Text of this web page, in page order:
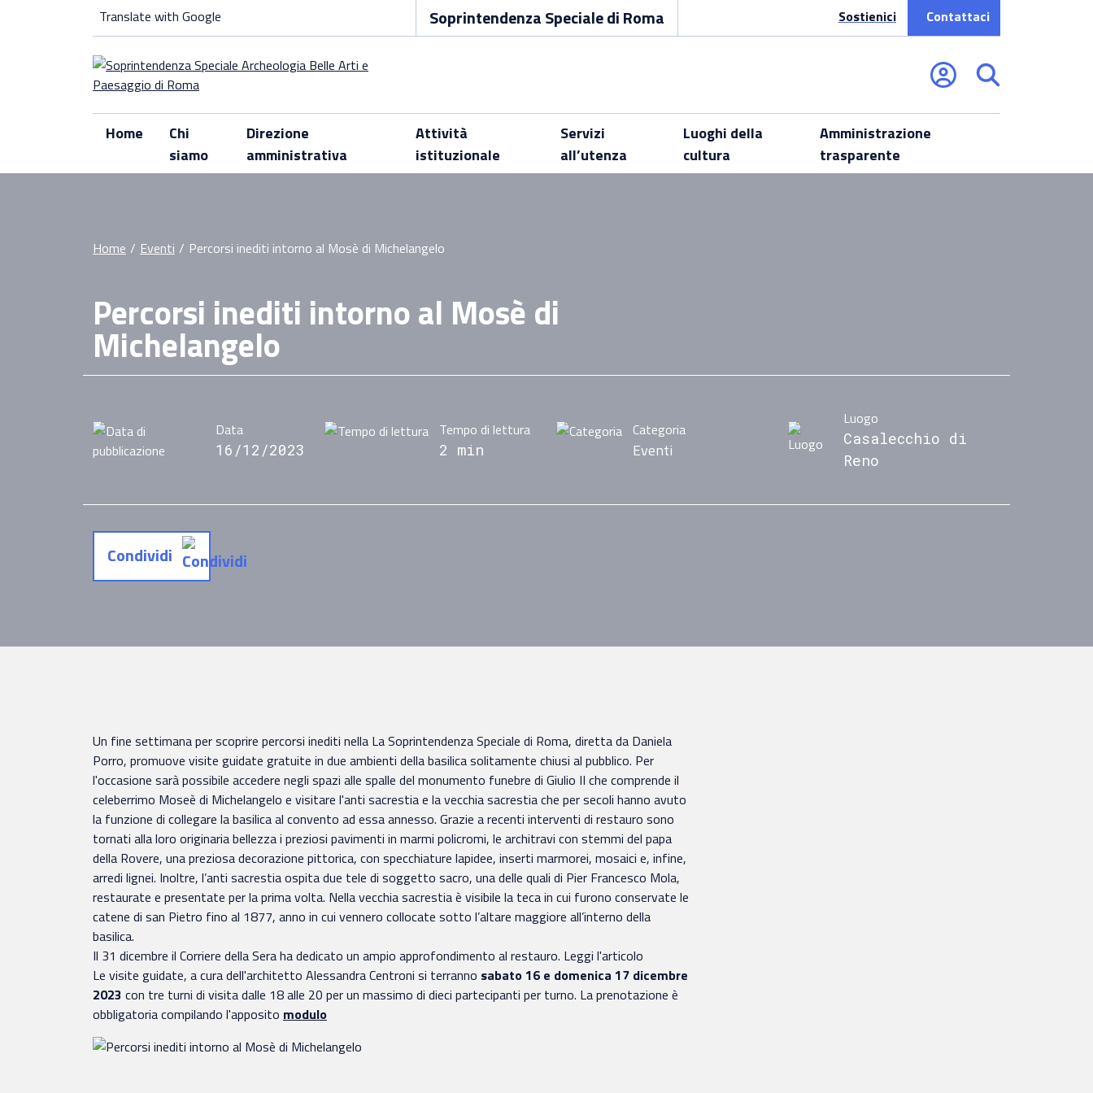
Translate with Google Soprintendenza Speciale di Roma Sostienici Contattaci
Home
Chi
siamo
Direzione
amministrativa
Attività
istituzionale
Servizi
all’utenza
Luoghi della
cultura
Amministrazione
trasparente
Home / Eventi / Percorsi inediti intorno al Mosè di Michelangelo
Percorsi inediti intorno al Mosè di
Michelangelo
Data
16/12/2023
Tempo di lettura
2 min
Categoria
Eventi
Luogo
Casalecchio di
Reno
Condividi
Un fine settimana per scoprire percorsi inediti nella La Soprintendenza Speciale di Roma, diretta da Daniela
Porro, promuove visite guidate gratuite in due ambienti della basilica solitamente chiusi al pubblico. Per
l'occasione sarà possibile accedere negli spazi alle spalle del monumento funebre di Giulio II che comprende il
celeberrimo Moseè di Michelangelo e visitare l'anti sacrestia e la vecchia sacrestia che per secoli hanno avuto
la funzione di collegare la basilica al convento ad essa annesso. Grazie a recenti interventi di restauro sono
tornati alla loro originaria bellezza i preziosi pavimenti in marmi policromi, le architravi con stemmi del papa
della Rovere, una preziosa decorazione pittorica, con specchiature lapidee, inserti marmorei, mosaici e, infine,
arredi lignei. Inoltre, l’anti sacrestia ospita due tele di soggetto sacro, una delle quali di Pier Francesco Mola,
restaurate e presentate per la prima volta. Nella vecchia sacrestia è visibile la teca in cui furono conservate le
catene di san Pietro fino al 1877, anno in cui vennero collocate sotto l’altare maggiore all’interno della
basilica.
Il 31 dicembre il Corriere della Sera ha dedicato un ampio approfondimento al restauro. Leggi l'articolo
Le visite guidate, a cura dell'architetto Alessandra Centroni si terranno sabato 16 e domenica 17 dicembre
2023 con tre turni di visita dalle 18 alle 20 per un massimo di dieci partecipanti per turno. La prenotazione è
obbligatoria compilando l'apposito modulo